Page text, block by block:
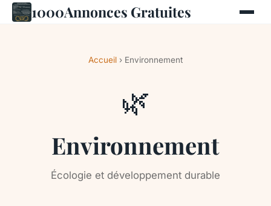
1000Annonces Gratuites
Accueil › Environnement
🌿
Environnement
Écologie et développement durable